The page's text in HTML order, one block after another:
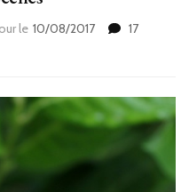
le 10/08/2017
17